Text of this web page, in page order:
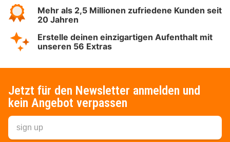
Mehr als 2,5 Millionen zufriedene Kunden seit
20 Jahren
Erstelle deinen einzigartigen Aufenthalt mit
unseren 56 Extras
Jetzt für den Newsletter anmelden und
kein Angebot verpassen